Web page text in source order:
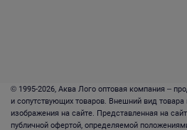
© 1995-2026, Аква Лого оптовая компания –
и сопутствующих товаров. Внешний вид товара
изображения на сайте. Представленная на
публичной офертой, определяемой